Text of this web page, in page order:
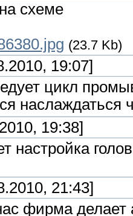
схеме
(23.7 Kb)
19:07]
цикл
наслаждаться
19:38]
настройка
21:43]
фирма делает